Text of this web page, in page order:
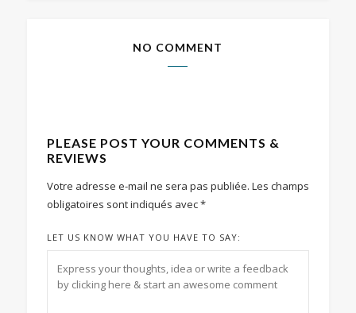
NO COMMENT
PLEASE POST YOUR COMMENTS &
REVIEWS
Votre adresse e-mail ne sera pas publiée. Les champs
obligatoires sont indiqués avec*
LET US KNOW WHAT YOU HAVE TO SAY: